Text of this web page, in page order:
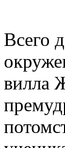
Всего
вилла